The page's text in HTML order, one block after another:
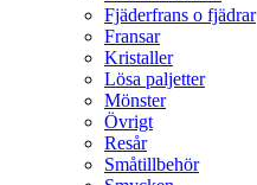
Fjäderfrans o fjädrar
Fransar
Kristaller
Lösa paljetter
Mönster
Övrigt
Resår
Småtillbehör